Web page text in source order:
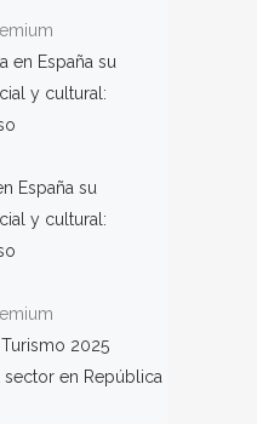
España su
y cultural: